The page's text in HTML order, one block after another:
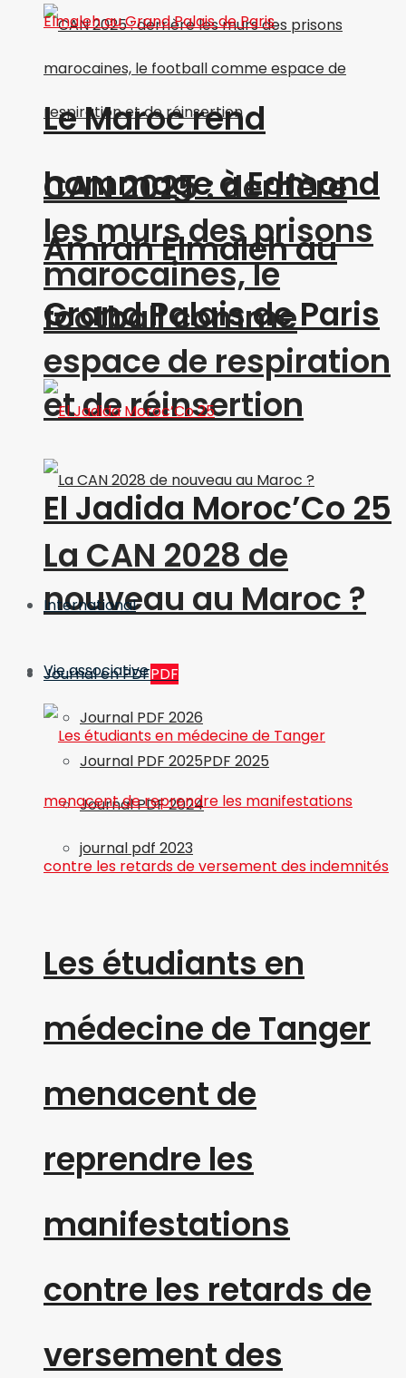
CAN 2025 : derrière
les murs des prisons
marocaines, le
football comme
espace de respiration
et de réinsertion
La CAN 2028 de
nouveau au Maroc ?
Journal en PDFPDF
Journal PDF 2026
Journal PDF 2025PDF 2025
Journal PDF 2024
journal pdf 2023
Le Maroc rend
hommage à Edmond
Amran Elmaleh au
Grand Palais de Paris
El Jadida Moroc’Co 25
International
Vie associative
Les étudiants en
médecine de Tanger
menacent de
reprendre les
manifestations
contre les retards de
versement des